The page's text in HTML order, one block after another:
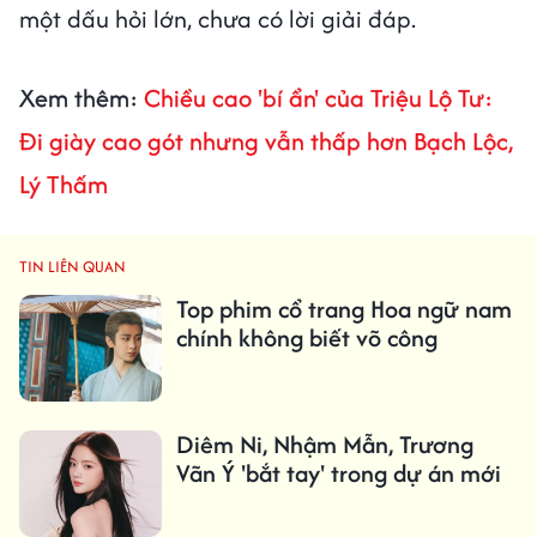
một dấu hỏi lớn, chưa có lời giải đáp.
Xem thêm: Chiều cao 'bí ẩn' của Triệu Lộ Tư:
Đi giày cao gót nhưng vẫn thấp hơn Bạch Lộc,
Lý Thấm
TIN LIÊN QUAN
Top phim cổ trang Hoa ngữ nam
chính không biết võ công
Diêm Ni, Nhậm Mẫn, Trương
Vãn Ý 'bắt tay' trong dự án mới